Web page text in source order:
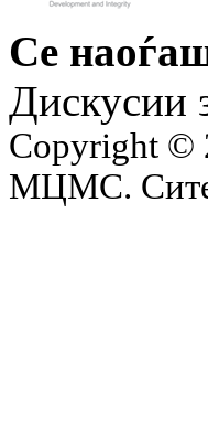
Се
Дискусии
Copyright ©
МЦМС. Сите